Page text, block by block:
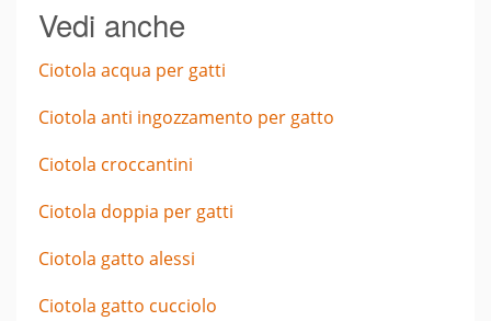
Vedi anche
Ciotola acqua per gatti
Ciotola anti ingozzamento per gatto
Ciotola croccantini
Ciotola doppia per gatti
Ciotola gatto alessi
Ciotola gatto cucciolo